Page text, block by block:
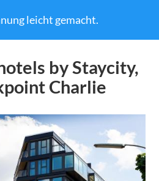
leicht gemacht.
by Staycity,
Charlie